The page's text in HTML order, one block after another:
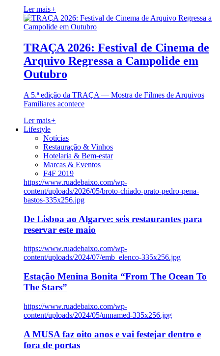
Ler mais+
TRAÇA 2026: Festival de Cinema de
Arquivo Regressa a Campolide em
Outubro
A 5.ª edição da TRAÇA — Mostra de Filmes de Arquivos
Familiares acontece
Ler mais+
Lifestyle
Notícias
Restauração & Vinhos
Hotelaria & Bem-estar
Marcas & Eventos
F4F 2019
https://www.ruadebaixo.com/wp-
content/uploads/2026/05/broto-chiado-prato-pedro-pena-
bastos-335x256.jpg
De Lisboa ao Algarve: seis restaurantes para
reservar este maio
https://www.ruadebaixo.com/wp-
content/uploads/2024/07/emb_elenco-335x256.jpg
Estação Menina Bonita “From The Ocean To
The Stars”
https://www.ruadebaixo.com/wp-
content/uploads/2024/05/unnamed-335x256.jpg
A MUSA faz oito anos e vai festejar dentro e
fora de portas